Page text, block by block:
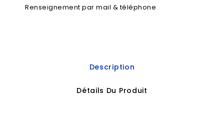
Renseignement par mail & téléphone
Description
Détails Du Produit